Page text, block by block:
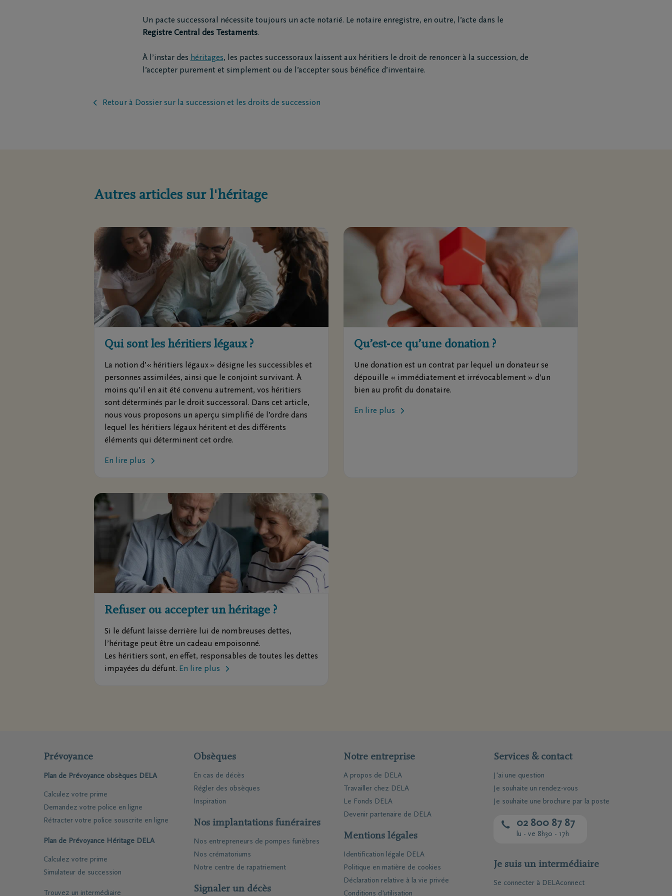
Rapatriement
Inspiration funéraire
Travailler chez DELA Blog
Je ne suis pas assuré(e)
Organiser des funérailles
Nos locations
Nos courtiers
Nos sièges principaux
Nos entrepreneurs de pompes
funèbres
Nos crématoriums
Notre centre de rapatriement
Fixez un rendez-vous
J'ai une opinion
J'ai une question
Un pacte successoral nécessite toujours un acte notarié. Le notaire enregistre, en outre, l’acte dans le
Registre Central des Testaments.
À l’instar des héritages, les pactes successoraux laissent aux héritiers le droit de renoncer à la succession, de
l’accepter purement et simplement ou de l’accepter sous bénéfice d’inventaire.
Retour à Dossier sur la succession et les droits de succession
Autres articles sur l'héritage
Qui sont les héritiers légaux ?
La notion d’« héritiers légaux » désigne les successibles et
personnes assimilées, ainsi que le conjoint survivant. À
moins qu’il en ait été convenu autrement, vos héritiers
sont déterminés par le droit successoral. Dans cet article,
nous vous proposons un aperçu simplifié de l’ordre dans
lequel les héritiers légaux héritent et des différents
éléments qui déterminent cet ordre.
En lire plus
Qu’est-ce qu’une donation ?
Une donation est un contrat par lequel un donateur se
dépouille « immédiatement et irrévocablement » d’un
bien au profit du donataire.
En lire plus
Refuser ou accepter un héritage ?
Si le défunt laisse derrière lui de nombreuses dettes,
l’héritage peut être un cadeau empoisonné.
Les héritiers sont, en effet, responsables de toutes les dettes
impayées du défunt. En lire plus
Prévoyance
Plan de Prévoyance obsèques DELA
Calculez votre prime
Demandez votre police en ligne
Rétracter votre police souscrite en ligne
Plan de Prévoyance Héritage DELA
Calculez votre prime
Simulateur de succession
Trouvez un intermédiaire
Obsèques
En cas de décès
Régler des obsèques
Inspiration
Nos implantations funéraires
Nos entrepreneurs de pompes funèbres
Nos crématoriums
Notre centre de rapatriement
Signaler un décès
Notre entreprise
A propos de DELA
Travailler chez DELA
Le Fonds DELA
Devenir partenaire de DELA
Mentions légales
Identification légale DELA
Politique en matière de cookies
Déclaration relative à la vie privée
Conditions d'utilisation
Services & contact
J'ai une question
Je souhaite un rendez-vous
Je souhaite une brochure par la poste
02 800 87 87
lu - ve 8h30 - 17h
Je suis un intermédiaire
Se connecter à DELAconnect